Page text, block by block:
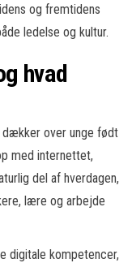
og fremtidens
ledelse og kultur.
hvad
dækker over unge født
med internettet,
del af hverdagen,
lære og arbejde
digitale kompetencer,